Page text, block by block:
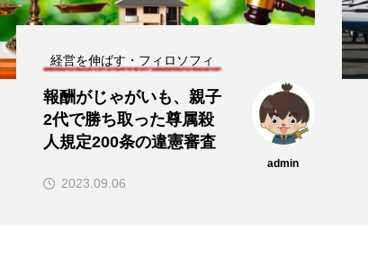
経営を伸ばす・フィロソフィ
報酬がじゃがいも、親子
2代で勝ち取った尊属殺
人規定200条の違憲審査
admin
2023.09.06